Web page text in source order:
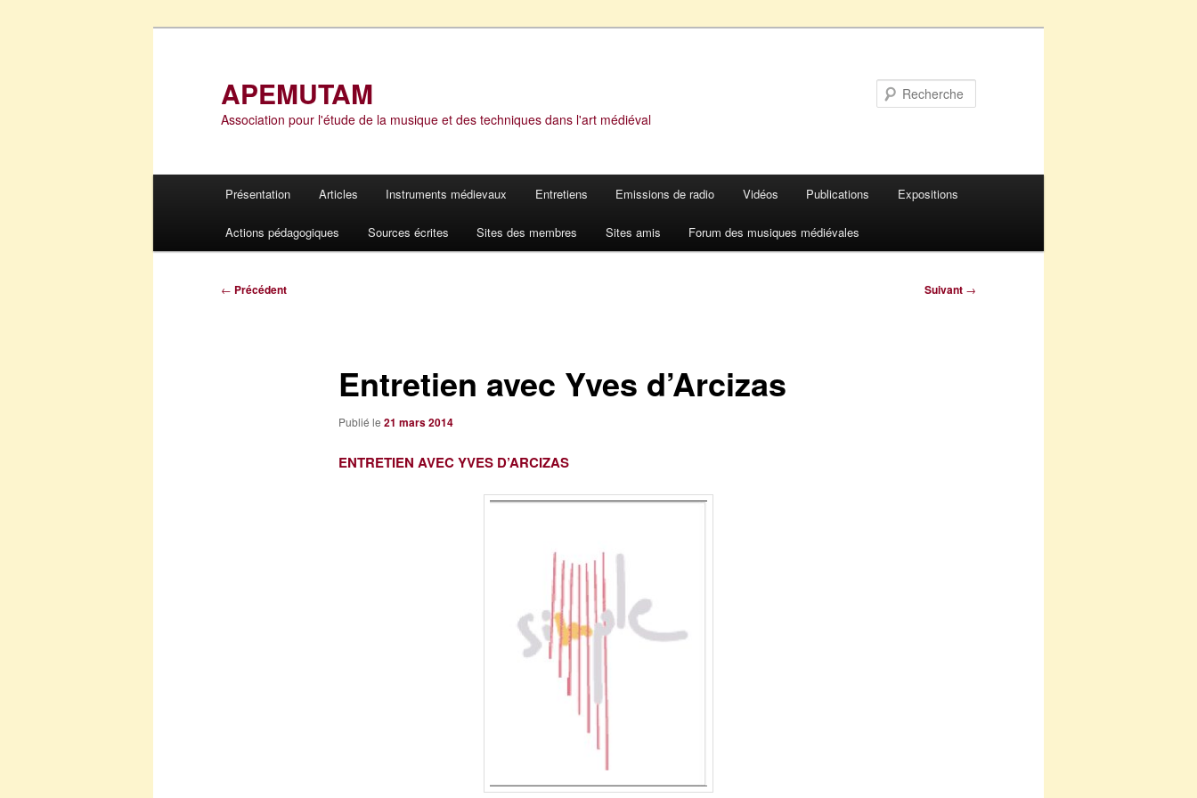
APEMUTAM
Association pour l'étude de la musique et des techniques dans l'art médiéval
Présentation Articles Instruments médievaux Entretiens Emissions de radio Vidéos Publications Expositions
Actions pédagogiques Sources écrites Sites des membres Sites amis Forum des musiques médiévales
Navigation
← Précédent Suivant →
Entretien avec Yves d’Arcizas
Publié le 21 mars 2014
ENTRETIEN AVEC YVES D’ARCIZAS